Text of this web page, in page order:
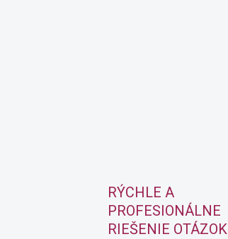
RÝCHLE A
PROFESIONÁLNE
RIEŠENIE OTÁZOK